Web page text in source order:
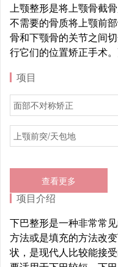
上颚整形是将上颚骨截
不需要的骨质将上颚前
骨和下颚骨的关节之间
行它们的位置矫正手术
项目
面部不对称矫正
上颚前突/天包地
查看更多
项目介绍
下巴整形是一种非常常
方法或是填充的方法改
状，是现代人比较能接